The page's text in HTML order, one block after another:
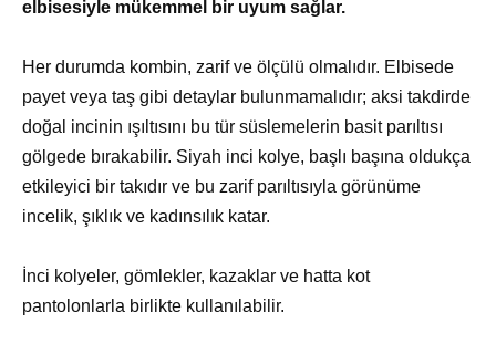
elbisesiyle mükemmel bir uyum sağlar.
Her durumda kombin, zarif ve ölçülü olmalıdır. Elbisede
payet veya taş gibi detaylar bulunmamalıdır; aksi takdirde
doğal incinin ışıltısını bu tür süslemelerin basit parıltısı
gölgede bırakabilir. Siyah inci kolye, başlı başına oldukça
etkileyici bir takıdır ve bu zarif parıltısıyla görünüme
incelik, şıklık ve kadınsılık katar.
İnci kolyeler, gömlekler, kazaklar ve hatta kot
pantolonlarla birlikte kullanılabilir.